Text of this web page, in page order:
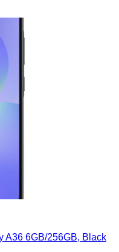
A36 6GB/256GB, Black